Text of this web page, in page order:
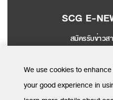
SCG E-
สมัครรับข่าวส
We use cookies to
your good experience in